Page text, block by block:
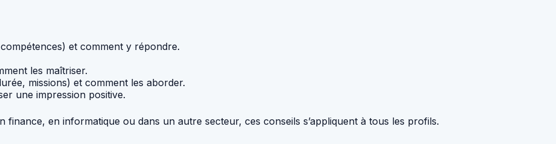
et comment y répondre.
les maîtriser.
missions) et comment les aborder.
une impression positive.
en informatique ou dans un autre secteur, ces conseils s’appliquent à tous les profils.